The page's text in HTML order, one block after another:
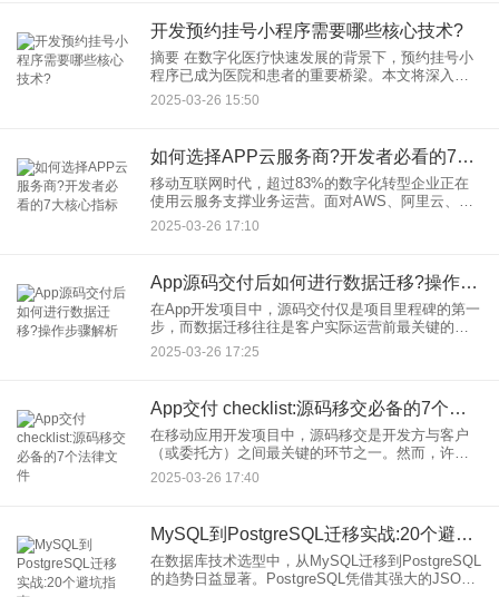
开发预约挂号小程序需要哪些核心技术?
摘要 在数字化医疗快速发展的背景下，预约挂号小
程序已成为医院和患者的重要桥梁。本文将深入解
析开发这类小程序所需的核心技术，涵盖从用户体
验到数据安全的完整技术链条，为医疗机构和开发
2025-03-26 15:50
如何选择APP云服务商?开发者必看的7大核心指标
移动互联网时代，超过83%的数字化转型企业正在
使用云服务支撑业务运营。面对AWS、阿里云、腾
讯云等20+主流云厂商的激烈竞争，开发团队该如何
选择最适合的APP云服务商？本文从技术选型角度
2025-03-26 17:10
App源码交付后如何进行数据迁移?操作步骤解析
在App开发项目中，源码交付仅是项目里程碑的第一
步，而数据迁移往往是客户实际运营前最关键的技
术环节。数据迁移不当可能导致用户信息丢失、服
务中断甚至法律风险。本文将系统解析从App源码交
2025-03-26 17:25
App交付 checklist:源码移交必备的7个法律文件
在移动应用开发项目中，源码移交是开发方与客户
（或委托方）之间最关键的环节之一。然而，许多
团队在交付时仅关注技术验收，却忽略了法律文件
的准备，导致后续出现知识产权纠纷、责任归属争
2025-03-26 17:40
MySQL到PostgreSQL迁移实战:20个避坑指南
在数据库技术选型中，从MySQL迁移到PostgreSQL
的趋势日益显著。PostgreSQL凭借其强大的JSON